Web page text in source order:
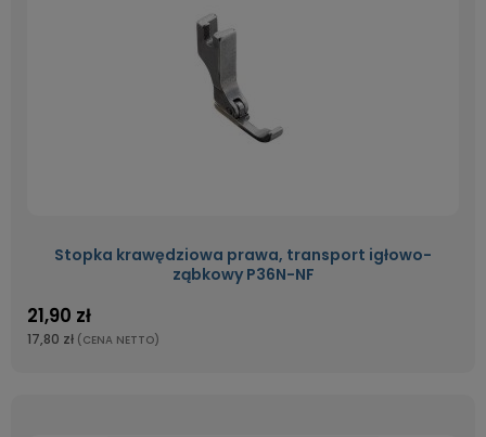
Stopka krawędziowa prawa, transport igłowo-
ząbkowy P36N-NF
21,90 zł
17,80 zł (CENA NETTO)